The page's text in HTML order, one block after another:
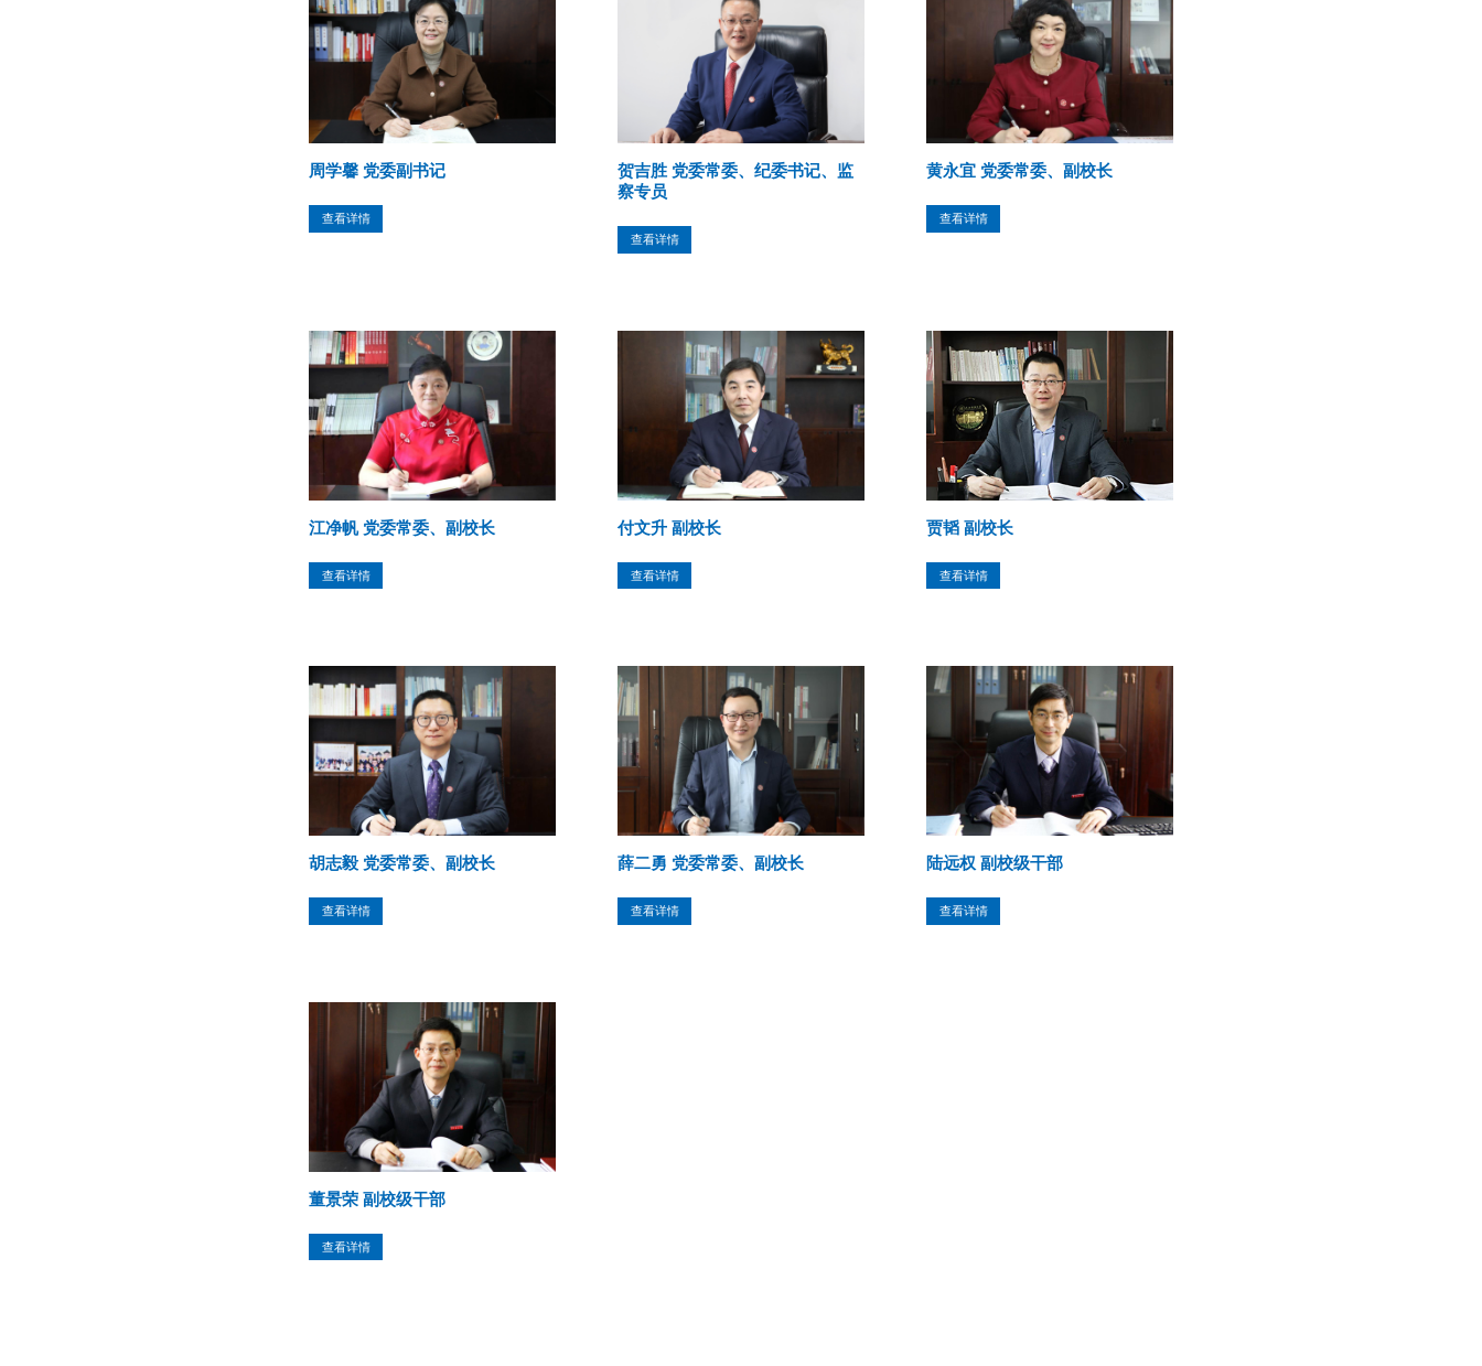
周学馨 党委副书记
查看详情
贺吉胜 党委常委、纪委书记、监
察专员
查看详情
黄永宜 党委常委、副校长
查看详情
江净帆 党委常委、副校长
查看详情
付文升 副校长
查看详情
贾韬 副校长
查看详情
胡志毅 党委常委、副校长
查看详情
薛二勇 党委常委、副校长
查看详情
陆远权 副校级干部
查看详情
董景荣 副校级干部
查看详情